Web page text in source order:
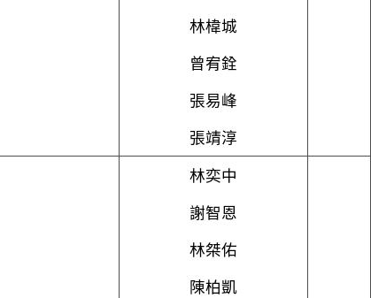
林椲城
曾宥銓
張易峰
張靖淳
林奕中
謝智恩
林桀佑
陳柏凱